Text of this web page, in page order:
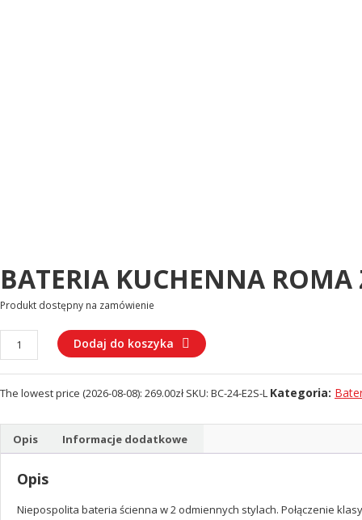
BATERIA KUCHENNA
Produkt dostępny na zamówienie
ilość
BATERIA
KUCHENNA
ROMA
WYLEWKĄ,
Dodaj do koszyka
The lowest price (2026-08-08): 269.00zł SKU: BC-24-E2S-L Kategoria:
Opis Informacje dodatkowe
Opis
Niepospolita bateria ścienna w 2 odmiennych stylach. Połączenie